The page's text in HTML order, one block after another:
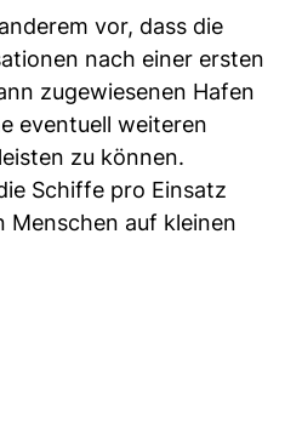
vor, dass die
nach einer ersten
zugewiesenen Hafen
eventuell weiteren
zu können.
Schiffe pro Einsatz
Menschen auf kleinen